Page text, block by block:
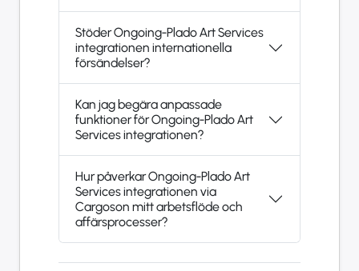
Stöder Ongoing-Plado Art Services
integrationen internationella
försändelser?
Kan jag begära anpassade
funktioner för Ongoing-Plado Art
Services integrationen?
Hur påverkar Ongoing-Plado Art
Services integrationen via
Cargoson mitt arbetsflöde och
affärsprocesser?